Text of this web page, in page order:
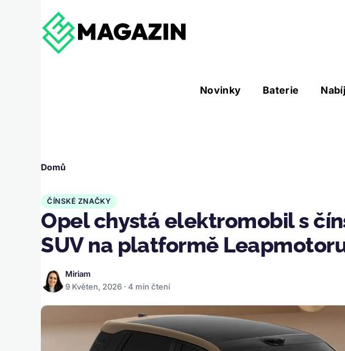
Hlavní
Novinky Baterie
Nástroje sub-navigation
Drobečková
navigace
Domů
ČÍNSKÉ ZNAČKY
Opel chystá elektromobil s
SUV na platformě
Miriam
9 Květen, 2026 · 4 min čtení